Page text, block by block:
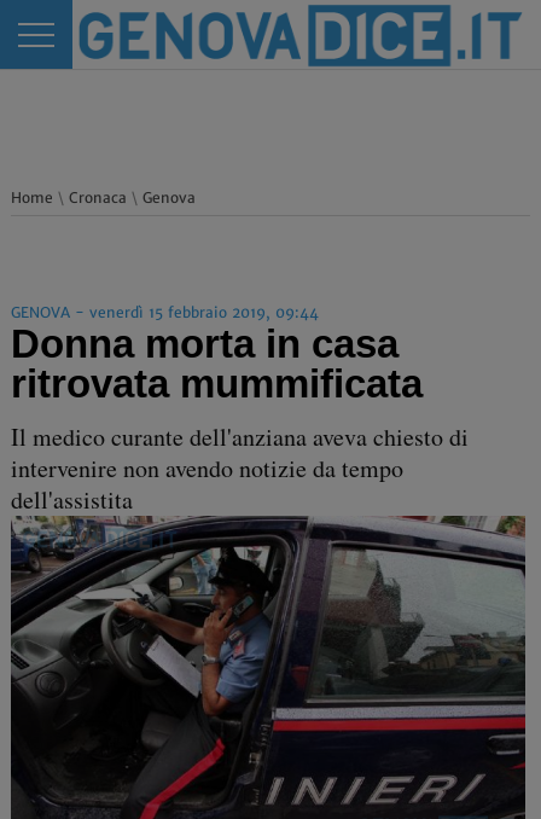
Home \ Cronaca \ Genova
GENOVA - venerdì 15 febbraio 2019, 09:44
Donna morta in casa
ritrovata mummificata
Il medico curante dell'anziana aveva chiesto di
intervenire non avendo notizie da tempo
dell'assistita